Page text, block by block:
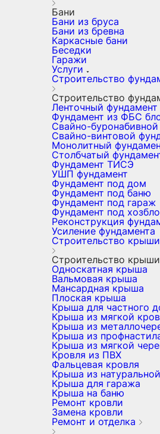
Бани
Бани из бруса
Бани из бревна
Каркасные бани
Беседки
Гаражи
Услуги
Строительство
Строительство
Ленточный фундамент
Фундамент из ФБС
Свайно-
Свайно-винтовой
Монолитный
Столбчатый
Фундамент ТИСЭ
УШП фундамент
Фундамент под дом
Фундамент под баню
Фундамент под гараж
Фундамент под
Реконструкция
Усиление фундамента
Строительство крыши
Строительство крыши
Односкатная крыша
Вальмовая крыша
Мансардная крыша
Плоская крыша
Крыша для частного
Крыша из мягкой
Крыша из
Крыша из
Крыша из мягкой
Кровля из ПВХ
Фальцевая кровля
Крыша из
Крыша для гаража
Крыша на баню
Ремонт кровли
Замена кровли
Ремонт и отделка